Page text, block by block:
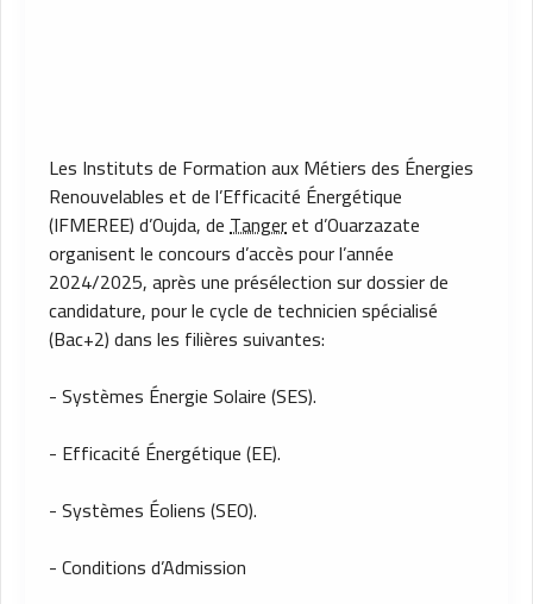
Les Instituts de Formation aux Métiers des Énergies
Renouvelables et de l’Efficacité Énergétique
(IFMEREE) d’Oujda, deTangeret d’Ouarzazate
organisent le concours d’accès pour l’année
2024/2025, après une présélection sur dossier de
candidature, pour le cycle de technicien spécialisé
(Bac+2) dans les filières suivantes:
- Systèmes Énergie Solaire (SES).
- Efficacité Énergétique (EE).
- Systèmes Éoliens (SEO).
- Conditions d’Admission